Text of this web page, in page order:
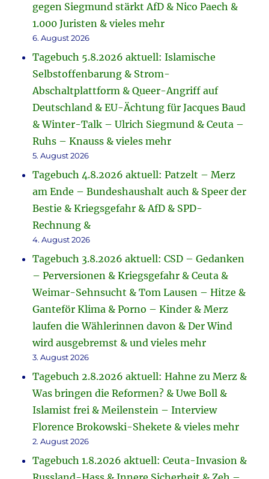
gegen Siegmund stärkt AfD & Nico Paech &
1.000 Juristen & vieles mehr
6. August 2026
Tagebuch 5.8.2026 aktuell: Islamische
Selbstoffenbarung & Strom-
Abschaltplattform & Queer-Angriff auf
Deutschland & EU-Ächtung für Jacques Baud
& Winter-Talk – Ulrich Siegmund & Ceuta –
Ruhs – Knauss & vieles mehr
5. August 2026
Tagebuch 4.8.2026 aktuell: Patzelt – Merz
am Ende – Bundeshaushalt auch & Speer der
Bestie & Kriegsgefahr & AfD & SPD-
Rechnung &
4. August 2026
Tagebuch 3.8.2026 aktuell: CSD – Gedanken
– Perversionen & Kriegsgefahr & Ceuta &
Weimar-Sehnsucht & Tom Lausen – Hitze &
Ganteför Klima & Porno – Kinder & Merz
laufen die Wählerinnen davon & Der Wind
wird ausgebremst & und vieles mehr
3. August 2026
Tagebuch 2.8.2026 aktuell: Hahne zu Merz &
Was bringen die Reformen? & Uwe Boll &
Islamist frei & Meilenstein – Interview
Florence Brokowski-Shekete & vieles mehr
2. August 2026
Tagebuch 1.8.2026 aktuell: Ceuta-Invasion &